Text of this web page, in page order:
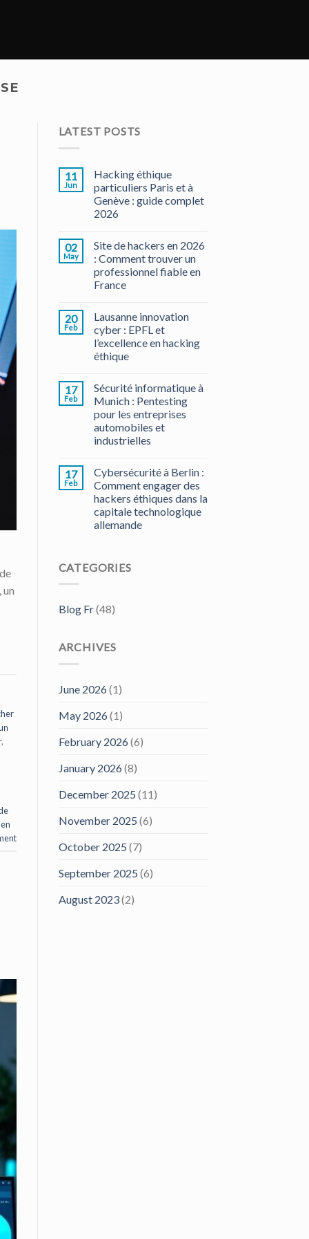
,
LATEST POSTS
11
Jun
Hacking éthique
particuliers Paris et à
Genève : guide complet
2026
02
May
Site de hackers en 2026
: Comment trouver un
professionnel fiable en
France
20
Feb
Lausanne innovation
cyber : EPFL et
l’excellence en hacking
éthique
17
Feb
Sécurité informatique à
Munich : Pentesting
pour les entreprises
automobiles et
industrielles
17
Feb
Cybersécurité à Berlin :
Comment engager des
hackers éthiques dans la
capitale technologique
allemande
CATEGORIES
Blog Fr(48)
ARCHIVES
June 2026(1)
May 2026(1)
February 2026(6)
January 2026(8)
December 2025 (11)
November 2025 (6)
October 2025 (7)
September 2025 (6)
August 2023(2)